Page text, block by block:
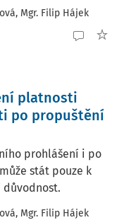
, Mgr. Filip Hájek
platnosti
po propuštění
prohlášení i po
stát pouze k
důvodnost.
, Mgr. Filip Hájek